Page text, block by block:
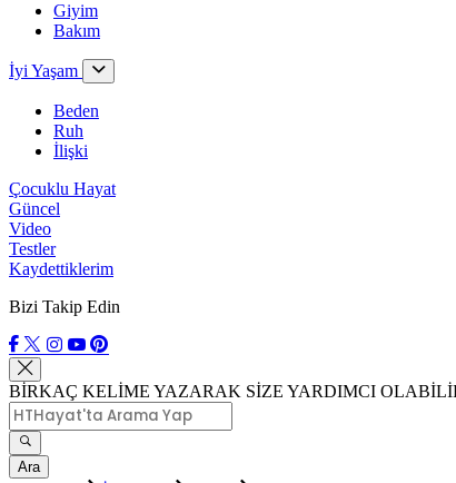
Giyim
Bakım
İyi Yaşam
Beden
Ruh
İlişki
Çocuklu Hayat
Güncel
Video
Testler
Kaydettiklerim
Bizi Takip Edin
BİRKAÇ KELİME YAZARAK SİZE YARDIMCI
Ara